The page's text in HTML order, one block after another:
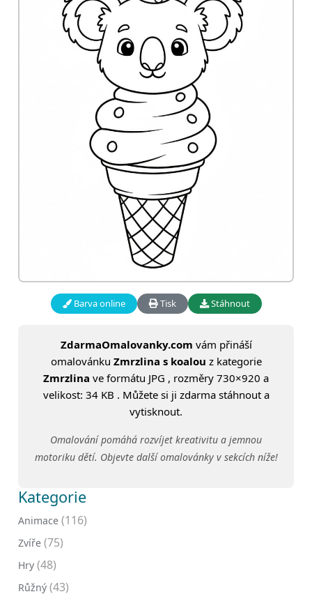
Barva online Tisk Stáhnout
ZdarmaOmalovanky.com vám přináší
omalovánku Zmrzlina s koalou z kategorie
Zmrzlina ve formátu JPG , rozměry 730×920 a
velikost: 34 KB . Můžete si ji zdarma stáhnout a
vytisknout.
Omalování pomáhá rozvíjet kreativitu a jemnou
motoriku dětí. Objevte další omalovánky v sekcích níže!
Kategorie
Animace (116)
Zvíře (75)
Hry (48)
Růžný (43)